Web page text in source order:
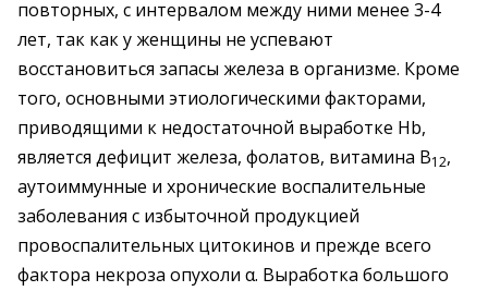
повторных, с интервалом между ними менее 3-4
лет, так как у женщины не успевают
восстановиться запасы железа в организме. Кроме
того, основными этиологическими факторами,
приводящими к недостаточной выработке Hb,
является дефицит железа, фолатов, витамина В12,
аутоиммунные и хронические воспалительные
заболевания с избыточной продукцией
провоспалительных цитокинов и прежде всего
фактора некроза опухоли α. Выработка большого